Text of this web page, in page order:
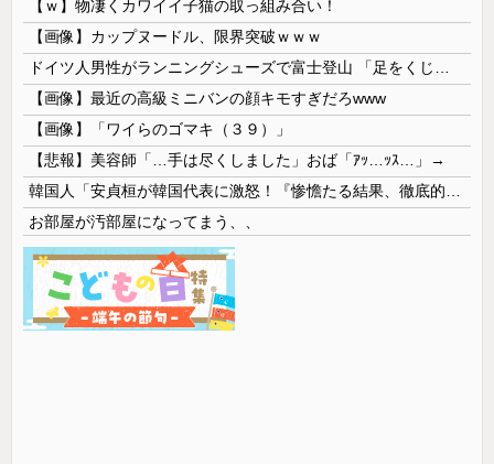
【ｗ】物凄くカワイイ子猫の取っ組み合い！
【画像】カップヌードル、限界突破ｗｗｗ
【画像】最近の高級ミニバンの顔キモすぎだろwww
【画像】「ワイらのゴマキ（３９）」
【悲報】美容師「…手は尽くしました」おば「ｱｯ…ｯｽ…」→
お部屋が汚部屋になってまう、、